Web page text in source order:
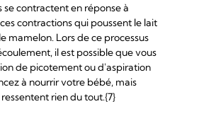
se contractent en réponse à
contractions qui poussent le lait
mamelon. Lors de ce processus
il est possible que vous
de picotement ou d'aspiration
à nourrir votre bébé, mais
rien du tout.{7}